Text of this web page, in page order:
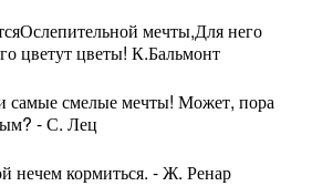
мечты,Для него
цветут цветы! К.Бальмонт
самые смелые мечты! Может, пора
- С. Лец
нечем кормиться. - Ж. Ренар